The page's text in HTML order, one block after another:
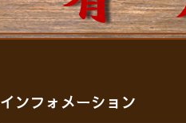
インフォメーション